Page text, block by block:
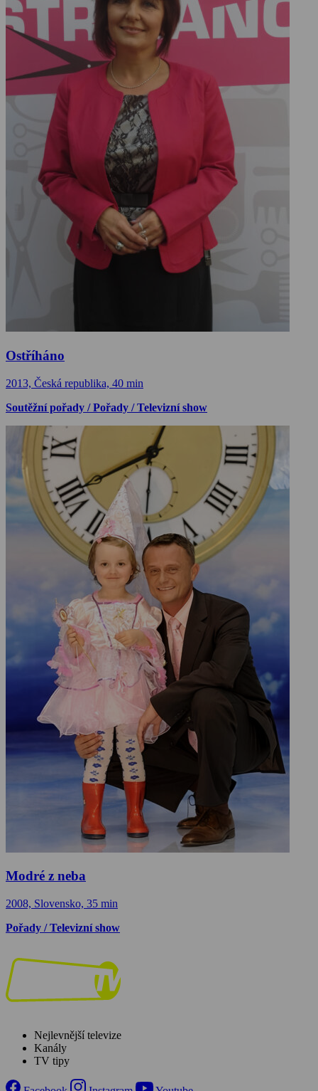
Ostříháno
2013, Česká republika, 40 min
Soutěžní pořady / Pořady / Televizní show
Modré z neba
2008, Slovensko, 35 min
Pořady / Televizní show
Nejlevnější televize
Kanály
TV tipy